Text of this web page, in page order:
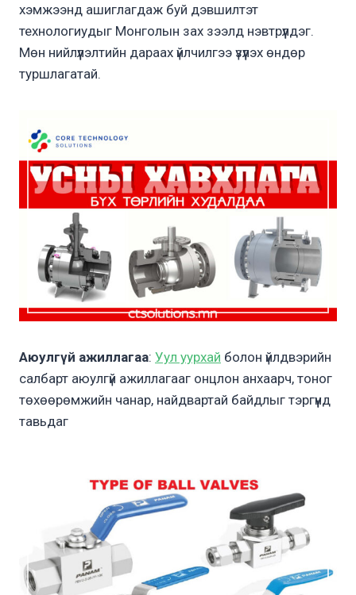
хэмжээнд ашиглагдаж буй дэвшилтэт
технологиудыг Монголын зах зээлд нэвтрүүлдэг.
Мөн нийлүүлэлтийн дараах үйлчилгээ үзүүлэх өндөр
туршлагатай.
Аюулгүй ажиллагаа: Уул уурхай болон үйлдвэрийн
салбарт аюулгүй ажиллагааг онцлон анхаарч, тоног
төхөөрөмжийн чанар, найдвартай байдлыг тэргүүнд
тавьдаг​